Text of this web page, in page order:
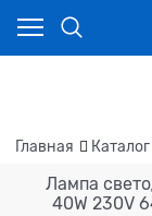
Главная Каталог
Лампа
40W 230V